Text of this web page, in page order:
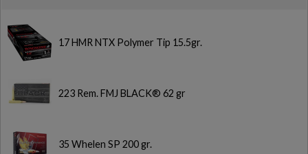
17 HMR NTX Polymer Tip 15.5gr.
223 Rem. FMJ BLACK® 62 gr
35 Whelen SP 200 gr.